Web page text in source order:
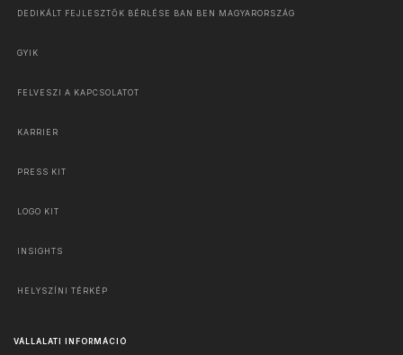
DEDIKÁLT FEJLESZTŐK BÉRLÉSE BAN BEN MAGYARORSZÁG
GYIK
FELVESZI A KAPCSOLATOT
KARRIER
PRESS KIT
LOGO KIT
INSIGHTS
HELYSZÍNI TÉRKÉP
VÁLLALATI INFORMÁCIÓ